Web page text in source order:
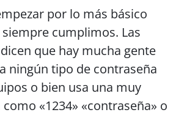
por lo más básico
cumplimos. Las
que hay mucha gente
ningún tipo de contraseña
o bien usa una muy
«1234» «contraseña» o